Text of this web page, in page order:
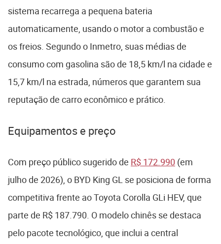
sistema recarrega a pequena bateria
automaticamente, usando o motor a combustão e
os freios. Segundo o Inmetro, suas médias de
consumo com gasolina são de 18,5 km/l na cidade e
15,7 km/l na estrada, números que garantem sua
reputação de carro econômico e prático.
Equipamentos e preço
Com preço público sugerido de R$ 172.990 (em
julho de 2026), o BYD King GL se posiciona de forma
competitiva frente ao Toyota Corolla GLi HEV, que
parte de R$ 187.790. O modelo chinês se destaca
pelo pacote tecnológico, que inclui a central